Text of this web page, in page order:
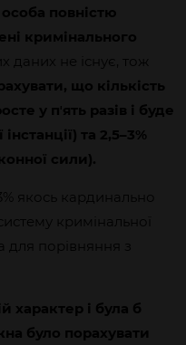
повністю
кримінального
даних не існує, тож
що кількість
у пʼять разів і буде
та 2,5–3%
сили).
якось кардинально
кримінальної
для порівняння з
характер і була б
було порахувати